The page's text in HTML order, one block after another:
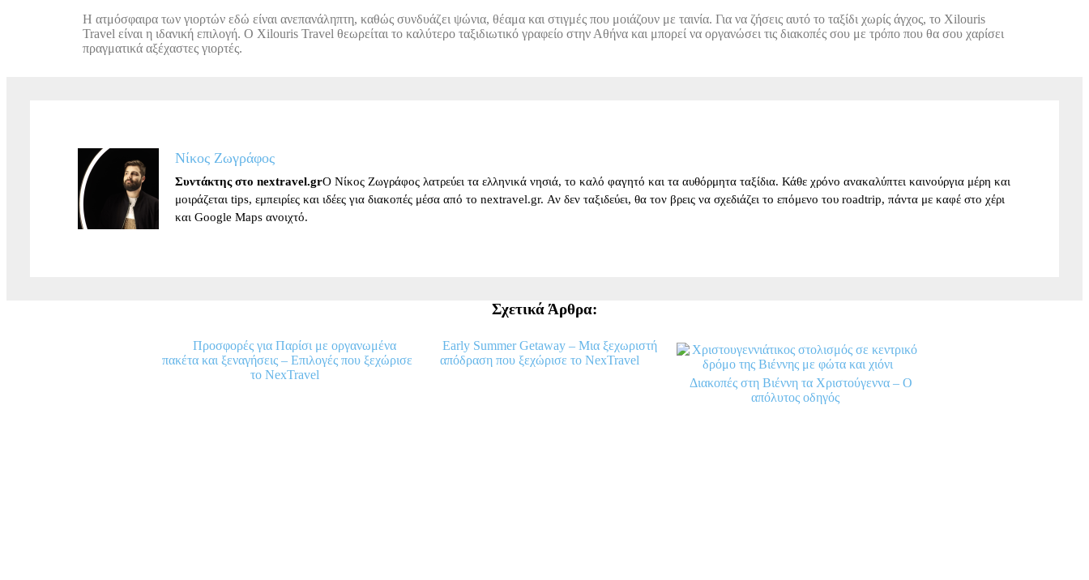
Η ατμόσφαιρα των γιορτών εδώ είναι ανεπανάληπτη, καθώς συνδυάζει ψώνια, θέαμα και στιγμές που μοιάζουν με ταινία. Για να ζήσεις αυτό το ταξίδι χωρίς άγχος, το Xilouris
Travel είναι η ιδανική επιλογή. Ο Xilouris Travel θεωρείται το καλύτερο ταξιδιωτικό γραφείο στην Αθήνα και μπορεί να οργανώσει τις διακοπές σου με τρόπο που θα σου χαρίσει
πραγματικά αξέχαστες γιορτές.
Νίκος Ζωγράφος
Συντάκτης στο nextravel.grΟ Νίκος Ζωγράφος λατρεύει τα ελληνικά νησιά, το καλό φαγητό και τα αυθόρμητα ταξίδια. Κάθε χρόνο ανακαλύπτει καινούργια μέρη και
μοιράζεται tips, εμπειρίες και ιδέες για διακοπές μέσα από το nextravel.gr. Αν δεν ταξιδεύει, θα τον βρεις να σχεδιάζει το επόμενο του roadtrip, πάντα με καφέ στο χέρι
και Google Maps ανοιχτό.
Σχετικά Άρθρα:
Προσφορές για Παρίσι με οργανωμένα
πακέτα και ξεναγήσεις – Επιλογές που ξεχώρισε
το NexTravel
Early Summer Getaway – Μια ξεχωριστή
απόδραση που ξεχώρισε το NexTravel
Διακοπές στη Βιέννη τα Χριστούγεννα – Ο
απόλυτος οδηγός